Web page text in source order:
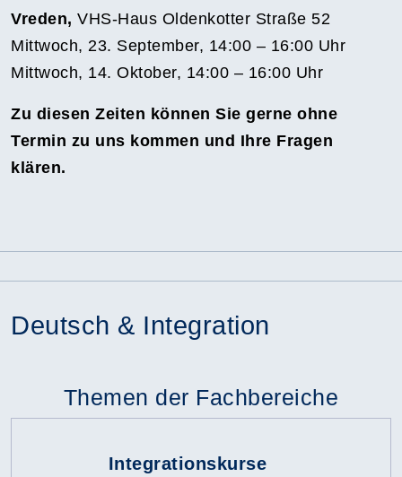
Vreden, VHS-Haus Oldenkotter Straße 52
Mittwoch, 23. September, 14:00 – 16:00 Uhr
Mittwoch, 14. Oktober, 14:00 – 16:00 Uhr
Zu diesen Zeiten können Sie gerne ohne
Termin zu uns kommen und Ihre Fragen
klären.
Deutsch & Integration
Themen der Fachbereiche
Integrationskurse